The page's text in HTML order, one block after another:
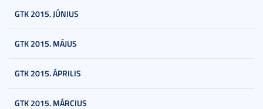
GTK 2015. JÚNIUS
GTK 2015. MÁJUS
GTK 2015. ÁPRILIS
GTK 2015. MÁRCIUS